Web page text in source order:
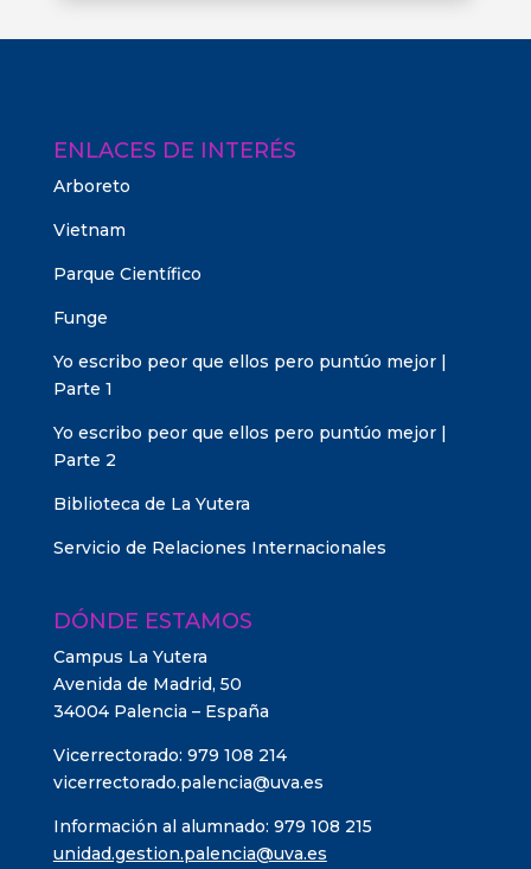
ENLACES DE INTERÉS
Arboreto
Vietnam
Parque Científico
Funge
Yo escribo peor que ellos pero puntúo mejor |
Parte 1
Yo escribo peor que ellos pero puntúo mejor |
Parte 2
Biblioteca de La Yutera
Servicio de Relaciones Internacionales
DÓNDE ESTAMOS
Campus La Yutera
Avenida de Madrid, 50
34004 Palencia – España
Vicerrectorado: 979 108 214
vicerrectorado.palencia@uva.es
Información al alumnado: 979 108 215
unidad.gestion.palencia@uva.es